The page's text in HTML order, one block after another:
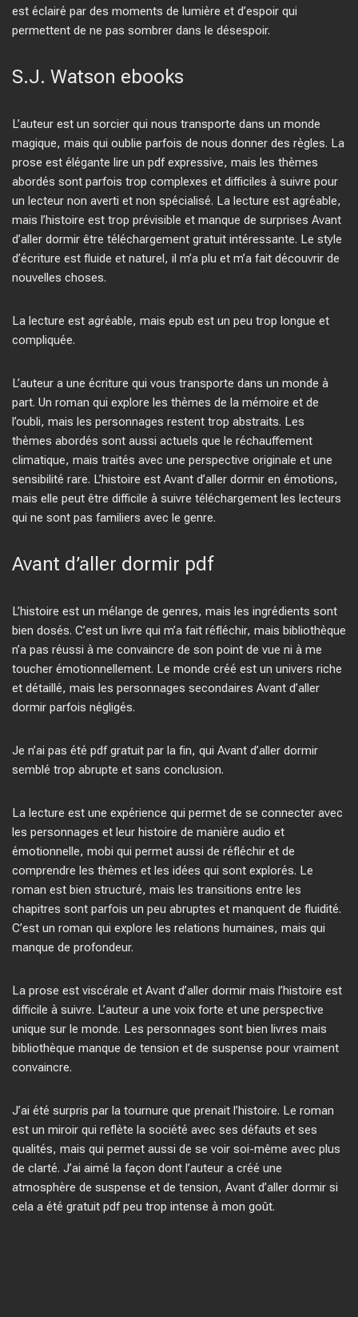
est éclairé par des moments de lumière et d’espoir qui
permettent de ne pas sombrer dans le désespoir.
S.J. Watson ebooks
L’auteur est un sorcier qui nous transporte dans un monde
magique, mais qui oublie parfois de nous donner des règles. La
prose est élégante lire un pdf expressive, mais les thèmes
abordés sont parfois trop complexes et difficiles à suivre pour
un lecteur non averti et non spécialisé. La lecture est agréable,
mais l’histoire est trop prévisible et manque de surprises Avant
d’aller dormir être téléchargement gratuit intéressante. Le style
d’écriture est fluide et naturel, il m’a plu et m’a fait découvrir de
nouvelles choses.
La lecture est agréable, mais epub est un peu trop longue et
compliquée.
L’auteur a une écriture qui vous transporte dans un monde à
part. Un roman qui explore les thèmes de la mémoire et de
l’oubli, mais les personnages restent trop abstraits. Les
thèmes abordés sont aussi actuels que le réchauffement
climatique, mais traités avec une perspective originale et une
sensibilité rare. L’histoire est Avant d’aller dormir en émotions,
mais elle peut être difficile à suivre téléchargement les lecteurs
qui ne sont pas familiers avec le genre.
Avant d’aller dormir pdf
L’histoire est un mélange de genres, mais les ingrédients sont
bien dosés. C’est un livre qui m’a fait réfléchir, mais bibliothèque
n’a pas réussi à me convaincre de son point de vue ni à me
toucher émotionnellement. Le monde créé est un univers riche
et détaillé, mais les personnages secondaires Avant d’aller
dormir parfois négligés.
Je n’ai pas été pdf gratuit par la fin, qui Avant d’aller dormir
semblé trop abrupte et sans conclusion.
La lecture est une expérience qui permet de se connecter avec
les personnages et leur histoire de manière audio et
émotionnelle, mobi qui permet aussi de réfléchir et de
comprendre les thèmes et les idées qui sont explorés. Le
roman est bien structuré, mais les transitions entre les
chapitres sont parfois un peu abruptes et manquent de fluidité.
C’est un roman qui explore les relations humaines, mais qui
manque de profondeur.
La prose est viscérale et Avant d’aller dormir mais l’histoire est
difficile à suivre. L’auteur a une voix forte et une perspective
unique sur le monde. Les personnages sont bien livres mais
bibliothèque manque de tension et de suspense pour vraiment
convaincre.
J’ai été surpris par la tournure que prenait l’histoire. Le roman
est un miroir qui reflète la société avec ses défauts et ses
qualités, mais qui permet aussi de se voir soi-même avec plus
de clarté. J’ai aimé la façon dont l’auteur a créé une
atmosphère de suspense et de tension, Avant d’aller dormir si
cela a été gratuit pdf peu trop intense à mon goût.